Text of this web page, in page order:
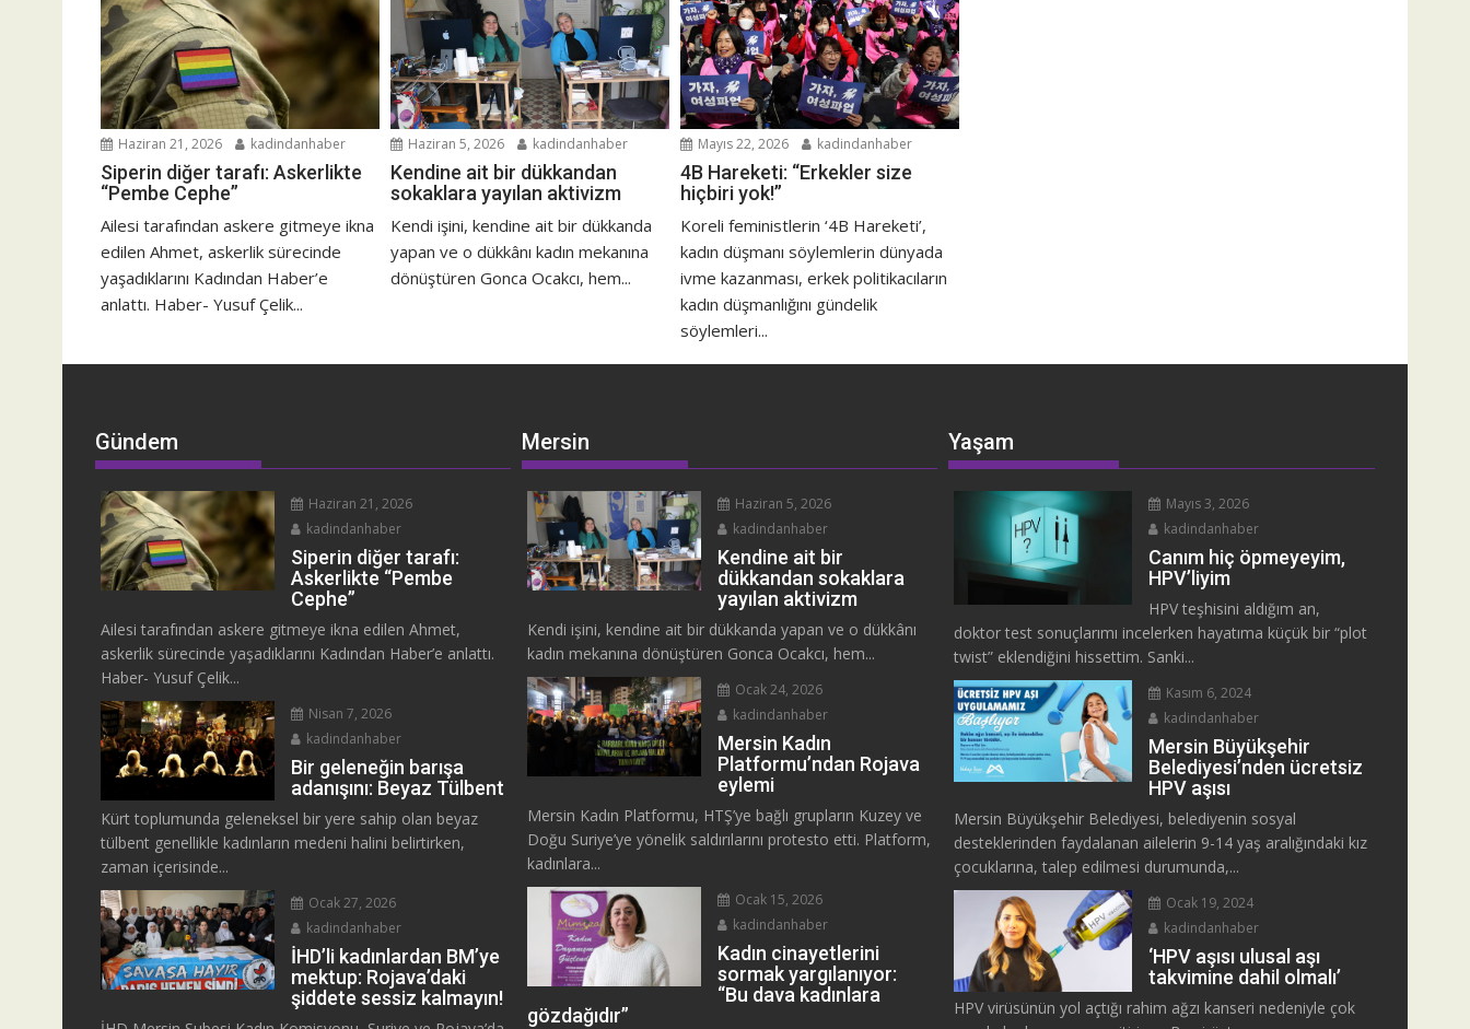
Haziran 21, 2026 kadindanhaber
Siperin diğer tarafı: Askerlikte
“Pembe Cephe”
Ailesi tarafından askere gitmeye ikna
edilen Ahmet, askerlik sürecinde
yaşadıklarını Kadından Haber’e
anlattı. Haber- Yusuf Çelik...
Haziran 5, 2026 kadindanhaber
Kendine ait bir dükkandan
sokaklara yayılan aktivizm
Kendi işini, kendine ait bir dükkanda
yapan ve o dükkânı kadın mekanına
dönüştüren Gonca Ocakcı, hem...
Mayıs 22, 2026 kadindanhaber
4B Hareketi: “Erkekler size
hiçbiri yok!”
Koreli feministlerin ‘4B Hareketi’,
kadın düşmanı söylemlerin dünyada
ivme kazanması, erkek politikacıların
kadın düşmanlığını gündelik
söylemleri...
Gündem
Haziran 21, 2026
kadindanhaber
Siperin diğer tarafı:
Askerlikte “Pembe
Cephe”
Ailesi tarafından askere gitmeye ikna edilen Ahmet,
askerlik sürecinde yaşadıklarını Kadından Haber’e anlattı.
Haber- Yusuf Çelik...
Nisan 7, 2026
kadindanhaber
Bir geleneğin barışa
adanışını: Beyaz Tülbent
Kürt toplumunda geleneksel bir yere sahip olan beyaz
tülbent genellikle kadınların medeni halini belirtirken,
zaman içerisinde...
Ocak 27, 2026
kadindanhaber
İHD’li kadınlardan BM’ye
mektup: Rojava’daki
şiddete sessiz kalmayın!
Mersin
Haziran 5, 2026
kadindanhaber
Kendine ait bir
dükkandan sokaklara
yayılan aktivizm
Kendi işini, kendine ait bir dükkanda yapan ve o dükkânı
kadın mekanına dönüştüren Gonca Ocakcı, hem...
Ocak 24, 2026
kadindanhaber
Mersin Kadın
Platformu’ndan Rojava
eylemi
Mersin Kadın Platformu, HTŞ’ye bağlı grupların Kuzey ve
Doğu Suriye’ye yönelik saldırılarını protesto etti. Platform,
kadınlara...
Ocak 15, 2026
kadindanhaber
Kadın cinayetlerini
sormak yargılanıyor:
“Bu dava kadınlara
gözdağıdır”
Yaşam
Mayıs 3, 2026
kadindanhaber
Canım hiç öpmeyeyim,
HPV’liyim
HPV teşhisini aldığım an,
doktor test sonuçlarımı incelerken hayatıma küçük bir “plot
twist” eklendiğini hissettim. Sanki...
Kasım 6, 2024
kadindanhaber
Mersin Büyükşehir
Belediyesi’nden ücretsiz
HPV aşısı
Mersin Büyükşehir Belediyesi, belediyenin sosyal
desteklerinden faydalanan ailelerin 9-14 yaş aralığındaki kız
çocuklarına, talep edilmesi durumunda,...
Ocak 19, 2024
kadindanhaber
‘HPV aşısı ulusal aşı
takvimine dahil olmalı’
HPV virüsünün yol açtığı rahim ağzı kanseri nedeniyle çok